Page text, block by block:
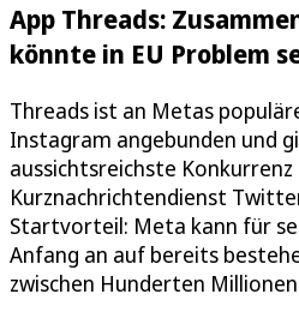
App Threads:
könnte in EU Problem
Threads ist an Metas
Instagram angebunden und
aussichtsreichste
Kurznachrichtendienst
Startvorteil: Meta kann für
Anfang an auf bereits
zwischen Hunderten